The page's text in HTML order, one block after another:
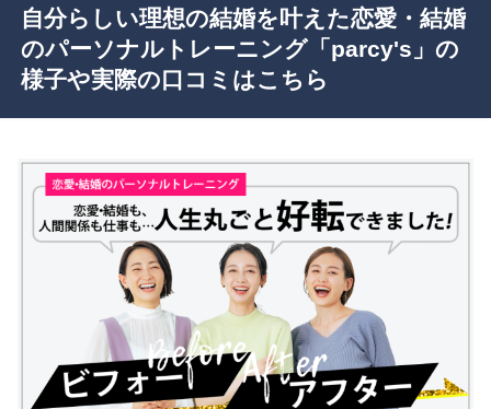
自分らしい理想の結婚を叶えた恋愛・結婚
のパーソナルトレーニング「parcy's」の
様子や実際の口コミはこちら